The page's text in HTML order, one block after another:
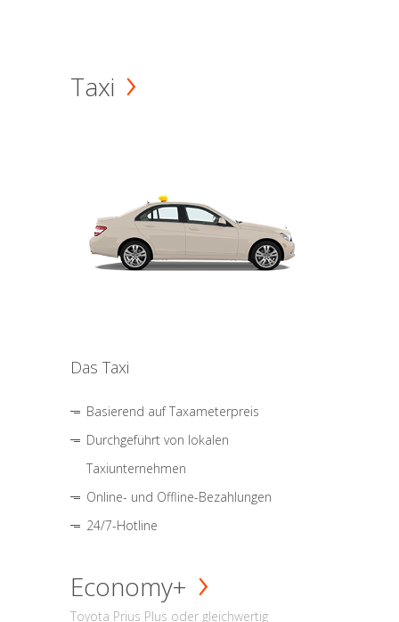
Taxi
Das Taxi
Basierend auf Taxameterpreis
Durchgeführt von lokalen
Taxiunternehmen
Online- und Offline-Bezahlungen
24/7-Hotline
Economy+
Toyota Prius Plus oder gleichwertig